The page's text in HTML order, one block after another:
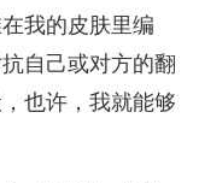
我的皮肤里编
自己或对方的翻
也许，我就能够